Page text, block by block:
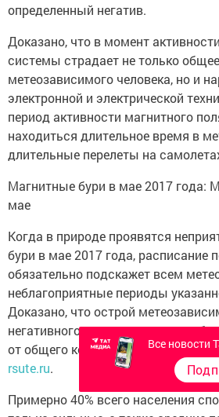
определенный негатив.
Доказано, что в момент
системы страдает не только
метеозависимого человека, но и
электронной и электрической
период активности магнитного
находиться длительное время в
длительные перелеты на
Магнитные бури в мае 2017 года:
мае
Когда в природе проявятся
бури в мае 2017 года, расписание
обязательно подскажет всем
неблагоприятные периоды
Доказано, что острой
негативного явления природы
от общего количества людей,
rsute.ru.
Примерно 40% всего населения
Все новости